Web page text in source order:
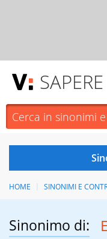
SAPERE
HOME SINONIMI E
Sinonimo di: